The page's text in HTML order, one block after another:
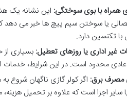
همراه با بوی سوختگی: این نشانه یک
یا سوختن سیم پیچ ها خبر می
تکنسین دارد.
غیر اداری یا روزهای تعطیل: بسیاری از
است. در این شرایط، خدمات اضطراری 24 ساعته نجات
مصرف برق: اگر کولر گازی ناگهان شروع
اجزا است که علاوه بر تحمیل